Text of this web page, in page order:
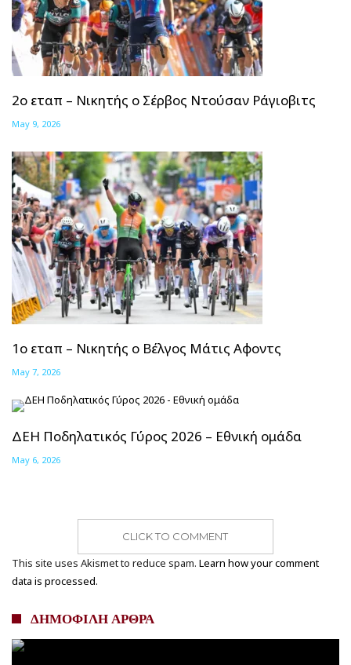
2ο εταπ – Νικητής ο Σέρβος Ντούσαν Ράγιοβιτς
May 9, 2026
1ο εταπ – Νικητής ο Βέλγος Μάτις Αφοντς
May 7, 2026
ΔΕΗ Ποδηλατικός Γύρος 2026 – Εθνική ομάδα
May 6, 2026
CLICK TO COMMENT
This site uses Akismet to reduce spam. Learn how your comment
data is processed.
ΔΗΜΟΦΙΛΗ ΑΡΘΡΑ